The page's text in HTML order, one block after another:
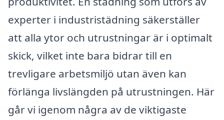
experter i industristädning säkerställer
att alla ytor och utrustningar är i optimalt
skick, vilket inte bara bidrar till en
trevligare arbetsmiljö utan även kan
förlänga livslängden på utrustningen. Här
går vi igenom några av de viktigaste